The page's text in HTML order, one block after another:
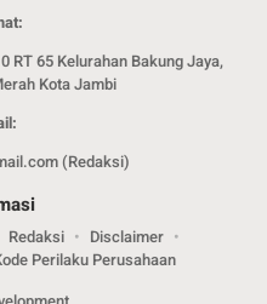
RT 65 Kelurahan Bakung Jaya,
Kota Jambi
(Redaksi)
Redaksi
Disclaimer
Perilaku Perusahaan